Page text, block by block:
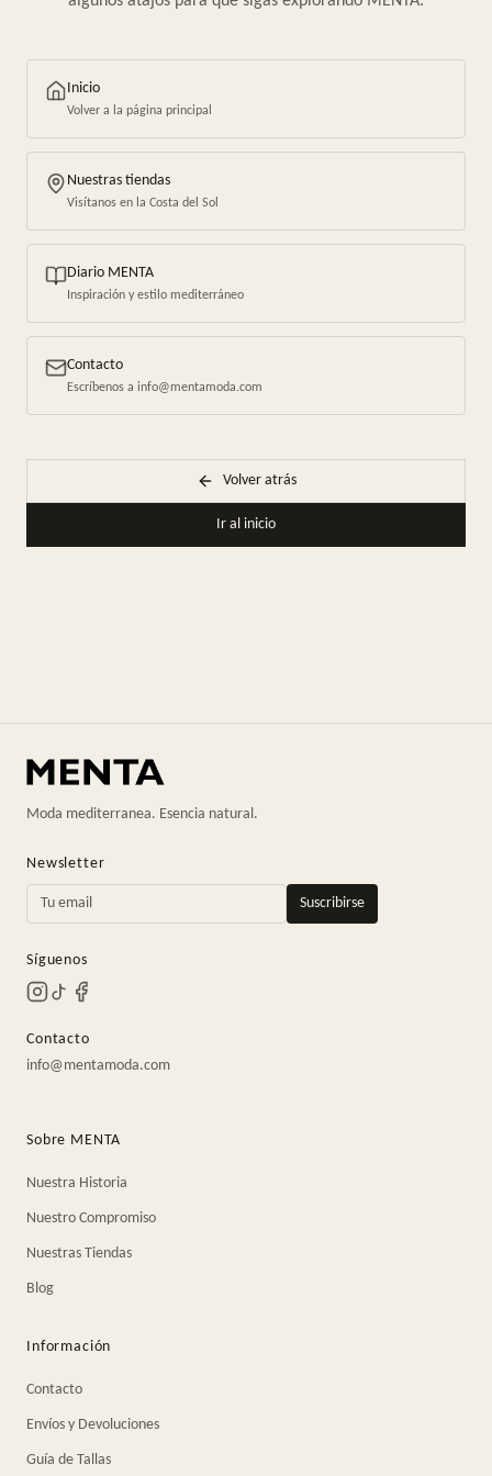
Inicio
Volver a la página principal
Nuestras tiendas
Visítanos en la Costa del Sol
Diario MENTA
Inspiración y estilo mediterráneo
Contacto
Escríbenos a info@mentamoda.com
Volver atrás
Ir al inicio
Moda mediterranea. Esencia natural.
Newsletter
Suscribirse
Síguenos
Contacto
info@mentamoda.com
Sobre MENTA
Nuestra Historia
Nuestro Compromiso
Nuestras Tiendas
Blog
Información
Contacto
Envíos y Devoluciones
Guía de Tallas